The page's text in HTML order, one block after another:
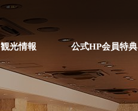
観光情報 公式HP会員特典